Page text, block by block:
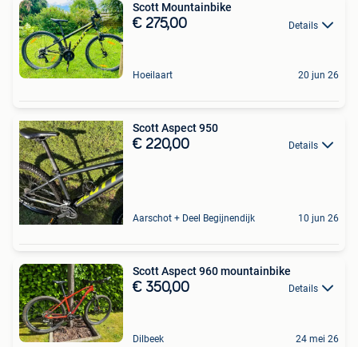
Scott Mountainbike
€ 275,00 Details
Hoeilaart 20 jun 26
Scott Aspect 950
€ 220,00 Details
Aarschot + Deel Begijnendijk 10 jun 26
Scott Aspect 960 mountainbike
€ 350,00 Details
Dilbeek 24 mei 26